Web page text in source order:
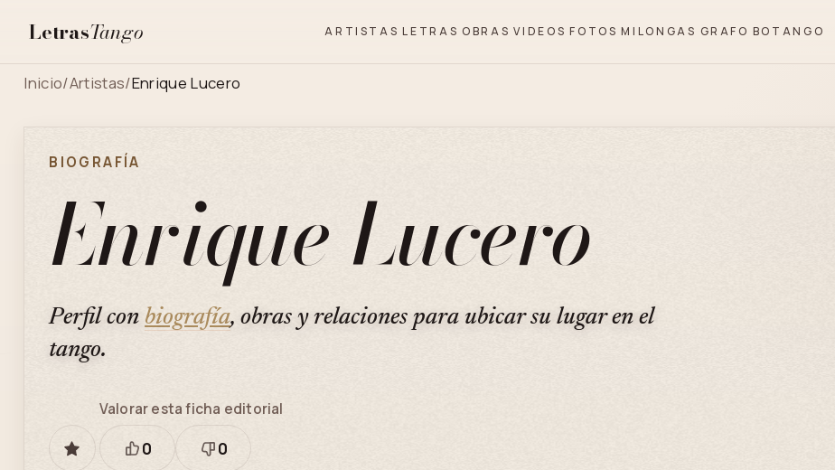
LetrasTango ARTISTAS LETRAS OBRAS VIDEOS FOTOS MILONGAS GRAFO BOTANGO
Inicio/Artistas/Enrique Lucero
BIOGRAFÍA
Enrique Lucero
Perfil con biografía, obras y relaciones para ubicar su lugar en el
tango.
GUARDAR
Valorar esta ficha editorial
Está
0
Necesita
0